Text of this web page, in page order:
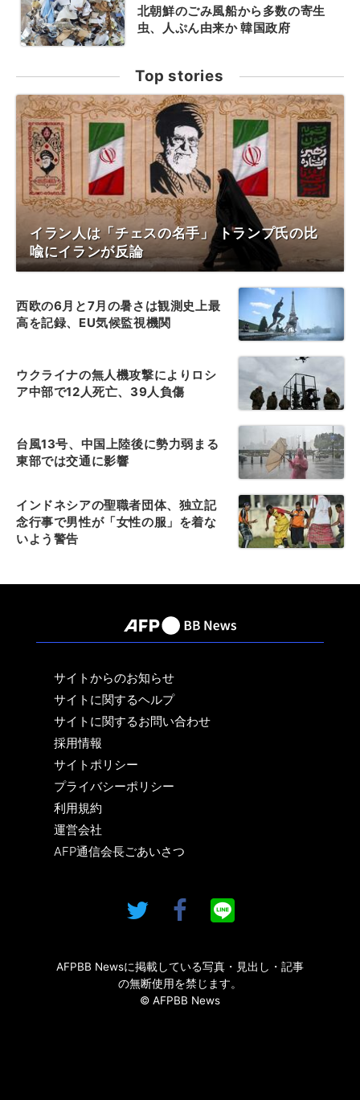
北朝鮮のごみ風船から多数の寄生
虫、人ぷん由来か 韓国政府
Top stories
イラン人は「チェスの名手」 トランプ氏の比
喩にイランが反論
西欧の6月と7月の暑さは観測史上最
高を記録、EU気候監視機関
ウクライナの無人機攻撃によりロシ
ア中部で12人死亡、39人負傷
台風13号、中国上陸後に勢力弱まる
東部では交通に影響
インドネシアの聖職者団体、独立記
念行事で男性が「女性の服」を着な
いよう警告
サイトからのお知らせ
サイトに関するヘルプ
サイトに関するお問い合わせ
採用情報
サイトポリシー
プライバシーポリシー
利用規約
運営会社
AFP通信会長ごあいさつ
AFPBB Newsに掲載している写真・見出し・記事
の無断使用を禁じます。
© AFPBB News